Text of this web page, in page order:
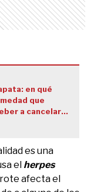
en qué
que
a cancelar
es una
el herpes
afecta el